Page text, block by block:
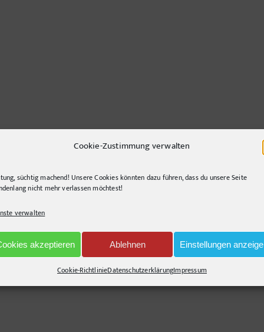
Cookie-Zustimmung verwalten
süchtig machend! Unsere Cookies könnten dazu führen, dass du unsere Seite
nicht mehr verlassen möchtest!
verwalten
akzeptieren Ablehnen Einstellungen
Cookie-RichtlinieDatenschutzerklärungImpressum
,tourismus | Tags:Berlin,Grüne Woche
querlenkend, gerne segelnd. Immer auf der Suche nach innovativen